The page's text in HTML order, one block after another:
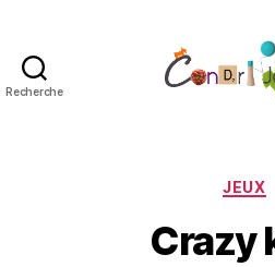
Recherche
JEUX
Crazy